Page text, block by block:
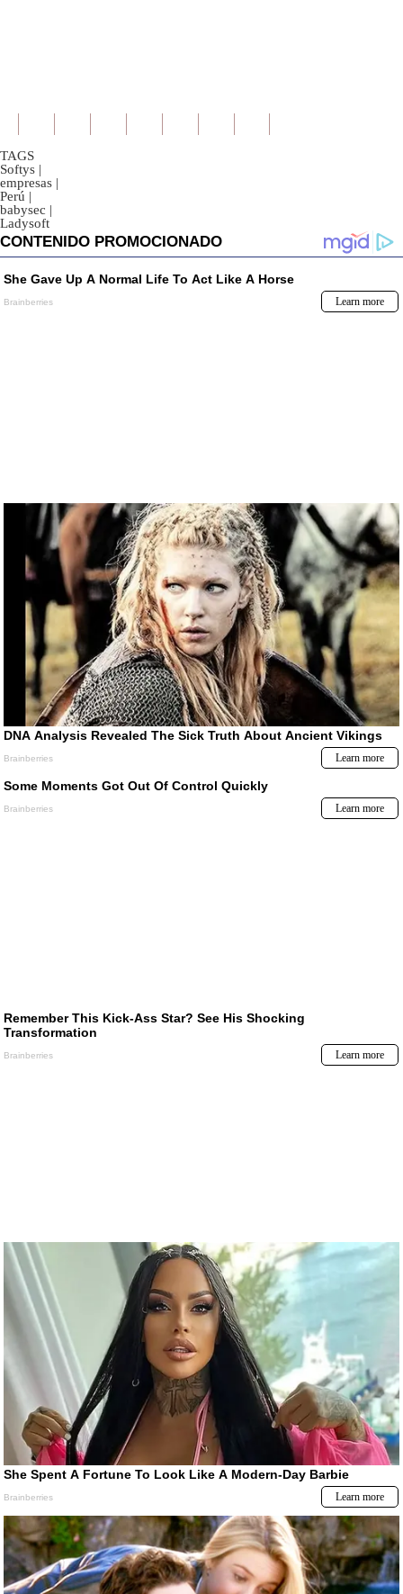
TAGS
Softys |
empresas |
Perú |
babysec |
Ladysoft